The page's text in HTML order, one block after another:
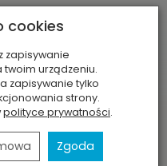
cookies
zapisywanie
twoim urządzeniu.
zapisywanie tylko
strony.
polityce prywatności.
Zgoda